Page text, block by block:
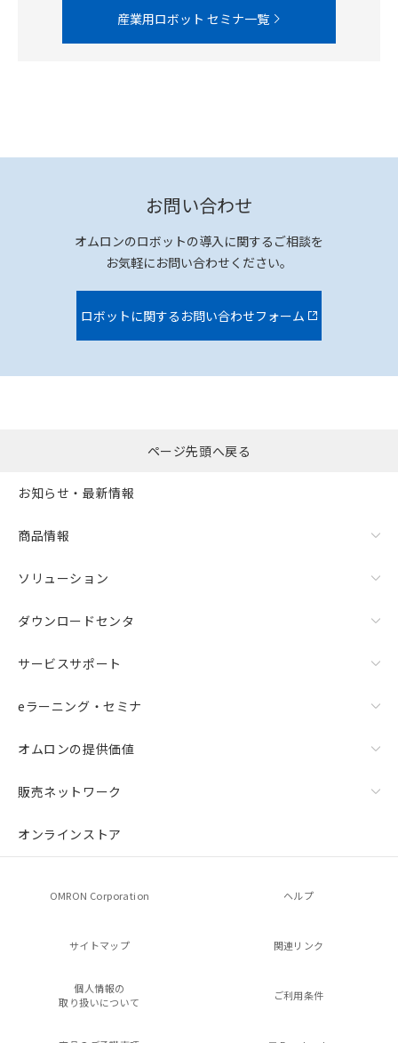
産業用ロボット セミナ一覧
お問い合わせ
オムロンのロボットの導入に関するご相談を
お気軽にお問い合わせください。
ロボットに関するお問い合わせフォーム
ページ先頭へ戻る
お知らせ・最新情報
商品情報
ソリューション
ダウンロードセンタ
サービスサポート
eラーニング・セミナ
オムロンの提供価値
販売ネットワーク
オンラインストア
OMRON Corporation ヘルプ
サイトマップ 関連リンク
個人情報の
取り扱いについて
ご利用条件